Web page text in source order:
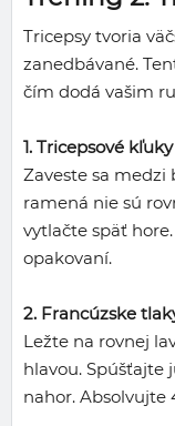
Tricepsy tvoria
zanedbávané.
čím dodá vašim
1. Tricepsové
Zaveste sa medzi
ramená nie sú
vytlačte späť hore.
opakovaní.
2. Francúzske
Ležte na rovnej
hlavou. Spúšťajte
nahor. Absolvujte